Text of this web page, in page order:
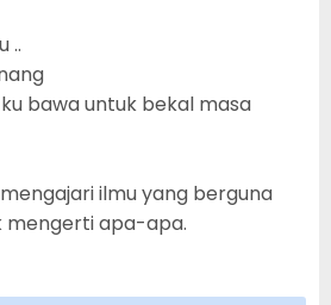
..
bawa untuk bekal masa
ilmu yang berguna
mengerti apa-apa.